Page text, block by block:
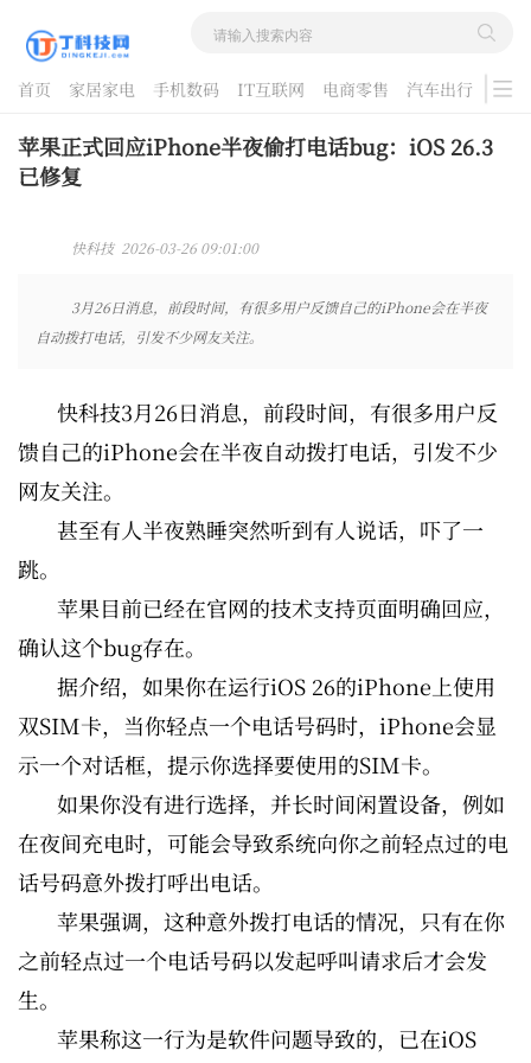
首页 家居家电 手机数码 IT互联网 电商零售 汽车出行
游戏
酷品评测
苹果正式回应iPhone半夜偷打电话bug：iOS 26.3
已修复
快科技 2026-03-26 09:01:00
3月26日消息，前段时间，有很多用户反馈自己的iPhone会在半夜
自动拨打电话，引发不少网友关注。
快科技3月26日消息，前段时间，有很多用户反
馈自己的iPhone会在半夜自动拨打电话，引发不少
网友关注。
甚至有人半夜熟睡突然听到有人说话，吓了一
跳。
苹果目前已经在官网的技术支持页面明确回应，
确认这个bug存在。
据介绍，如果你在运行iOS 26的iPhone上使用
双SIM卡，当你轻点一个电话号码时，iPhone会显
示一个对话框，提示你选择要使用的SIM卡。
如果你没有进行选择，并长时间闲置设备，例如
在夜间充电时，可能会导致系统向你之前轻点过的电
话号码意外拨打呼出电话。
苹果强调，这种意外拨打电话的情况，只有在你
之前轻点过一个电话号码以发起呼叫请求后才会发
生。
苹果称这一行为是软件问题导致的，已在iOS